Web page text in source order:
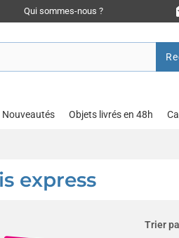
Qui sommes-nous ?
Nouveautés Objets livrés en 48h
express
Trier